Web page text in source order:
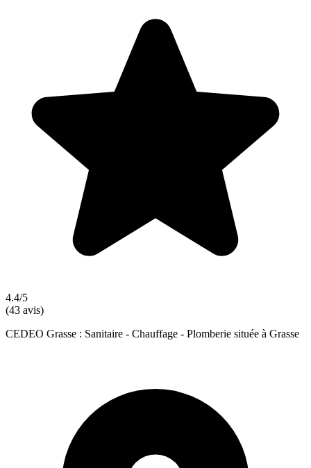
4.4/5
(43 avis)
CEDEO Grasse : Sanitaire - Chauffage - Plomberie située à Grasse